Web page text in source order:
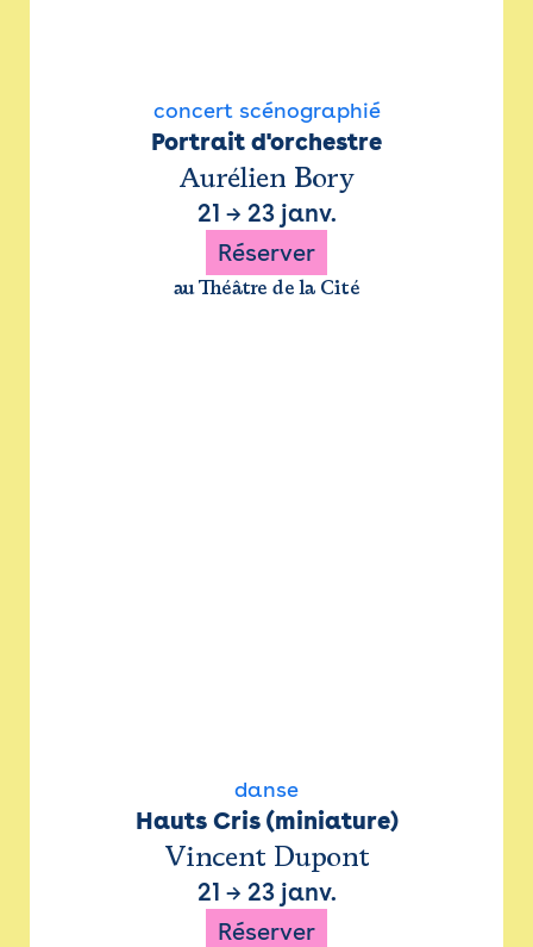
concert scénographié
Portrait d'orchestre
Aurélien Bory
21 → 23 janv.
Réserver
au Théâtre de la Cité
danse
Hauts Cris (miniature)
Vincent Dupont
21 → 23 janv.
Réserver